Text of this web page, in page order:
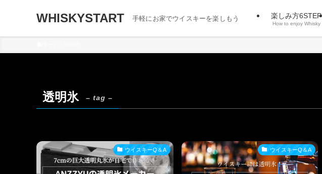
WHISKYSTART 手軽にお家でウイスキーを楽しもう 楽しみ方6STEP
How to enjoy Whisky
透明氷 – tag –
ウイスキーQ＆A ウイスキーQ＆A